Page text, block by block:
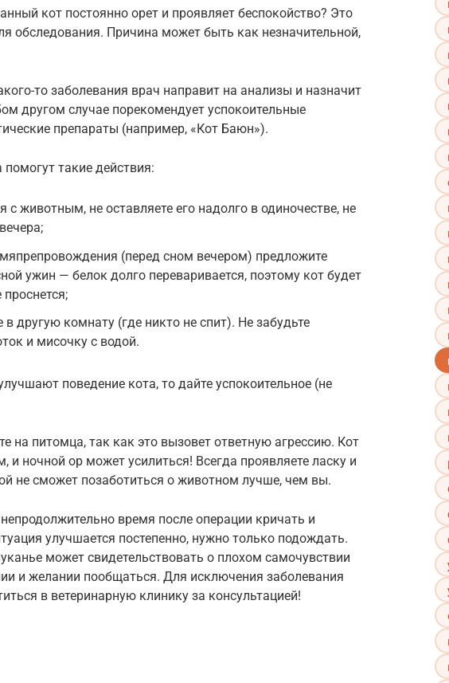
кот постоянно орет и проявляет беспокойство? Это
обследования. Причина может быть как незначительной,
то заболевания врач направит на анализы и назначит
другом случае порекомендует успокоительные
препараты (например, «Кот Баюн»).
такие действия:
с животным, не оставляете его надолго в одиночестве, не
(перед сном вечером) предложите
ужин — белок долго переваривается, поэтому кот будет
в другую комнату (где никто не спит). Не забудьте
и мисочку с водой.
поведение кота, то дайте успокоительное (не
на питомца, так как это вызовет ответную агрессию. Кот
и ночной ор может усилиться! Всегда проявляете ласку и
не сможет позаботиться о животном лучше, чем вы.
время после операции кричать и
улучшается постепенно, нужно только подождать.
может свидетельствовать о плохом самочувствии
и желании пообщаться. Для исключения заболевания
в ветеринарную клинику за консультацией!